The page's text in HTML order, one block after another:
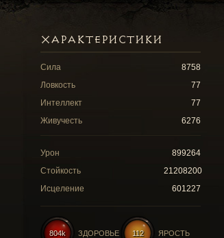
ХАРАКТЕРИСТИКИ
Сила
8758
Ловкость
77
Интеллект
77
Живучесть
6276
Урон
899264
Стойкость
21208200
Исцеление
601227
112 ЯРОСТЬ
804k ЗДОРОВЬЕ